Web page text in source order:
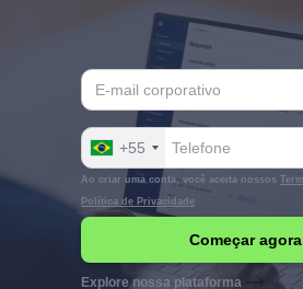
+55
Ao criar uma conta, você aceita nossos
Política de Privacidade
Explore nossa plataforma